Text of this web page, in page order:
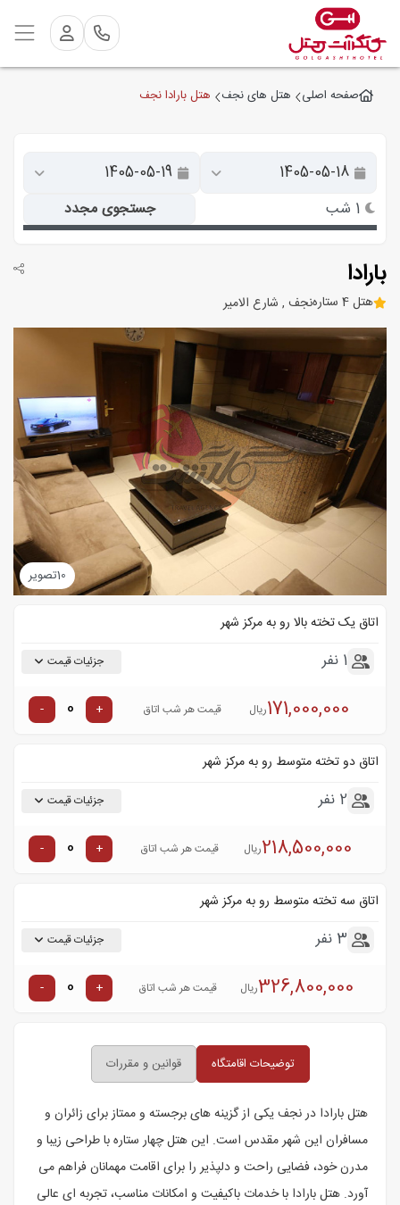
صفحه اصلی هتل های نجف هتل بارادا نجف
بارادا
هتل 4 ستاره نجف , شارع الامیر
10تصویر
اتاق یک تخته بالا رو به مرکز شهر
1 نفر جزئیات قیمت
171,000,000ریال قیمت هر شب اتاق +
-
اتاق دو تخته متوسط رو به مرکز شهر
2 نفر جزئیات قیمت
218,500,000ریال قیمت هر شب اتاق +
-
اتاق سه تخته متوسط رو به مرکز شهر
3 نفر جزئیات قیمت
326,800,000ریال قیمت هر شب اتاق +
-
توضیحات اقامتگاه قوانین و مقررات
هتل بارادا در نجف یکی از گزینه های برجسته و ممتاز برای زائران و
مسافران این شهر مقدس است. این هتل چهار ستاره با طراحی زیبا و
مدرن خود، فضایی راحت و دلپذیر را برای اقامت مهمانان فراهم می
آورد. هتل بارادا با خدمات باکیفیت و امکانات مناسب، تجربه ای عالی
1 شب جستجوی مجدد